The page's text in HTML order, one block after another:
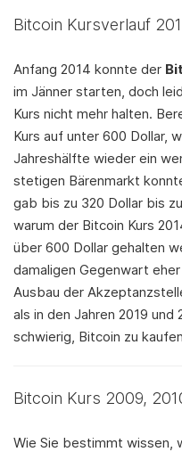
Bitcoin Kursverlauf
Anfang 2014 konnte der
im Jänner starten, doch
Kurs nicht mehr halten.
Kurs auf unter 600 Dollar,
Jahreshälfte wieder ein
stetigen Bärenmarkt
gab bis zu 320 Dollar bis
warum der Bitcoin Kurs
über 600 Dollar gehalten
damaligen Gegenwart
Ausbau der
als in den Jahren 2019
schwierig, Bitcoin zu
Bitcoin Kurs 2009,
Wie Sie bestimmt wissen,